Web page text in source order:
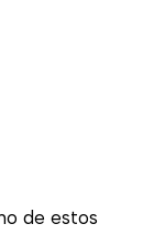
de estos